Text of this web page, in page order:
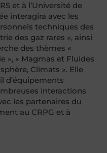
et à l’Université de
interagira avec les
techniques des
des gaz rares », ainsi
des thèmes «
», « Magmas et Fluides
Climats ». Elle
d’équipements
interactions
les partenaires du
au CRPG et à